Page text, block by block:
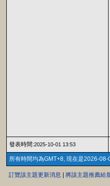
發表時間:2025-10-01 13:53
所有時間均為GMT+8, 現在是2026-
訂覽該主題更新消息 將該主題推薦給